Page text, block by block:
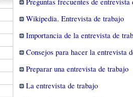
Wikipedia. Entrevista de trabajo
Importancia de la entrevista de
Consejos para hacer la entrevista
Preparar una entrevista de trabajo
La entrevista de trabajo